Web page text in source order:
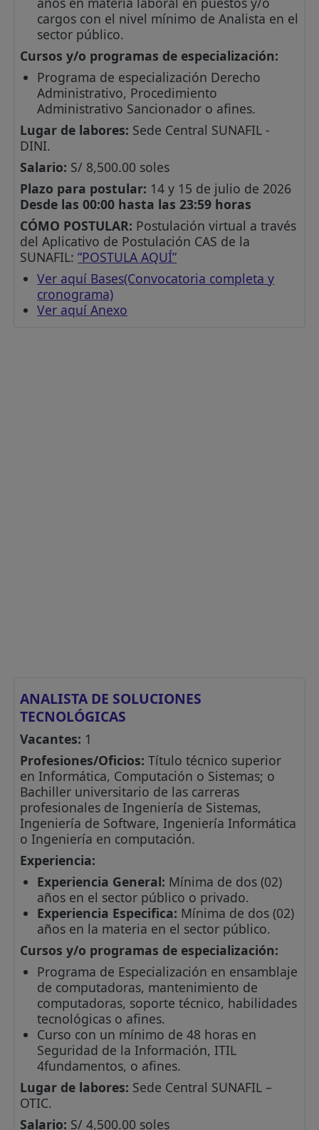
cargos con el nivel mínimo de Analista en el
sector público.
Cursos y/o programas de especialización:
Programa de especialización Derecho
Administrativo, Procedimiento
Administrativo Sancionador o afines.
Lugar de labores: Sede Central SUNAFIL -
DINI.
Salario: S/ 8,500.00 soles
Plazo para postular: 14 y 15 de julio de 2026
Desde las 00:00 hasta las 23:59 horas
CÓMO POSTULAR: Postulación virtual a través
del Aplicativo de Postulación CAS de la
SUNAFIL:”POSTULA AQUÍ”
Ver aquí Bases(Convocatoria completa y
cronograma)
Ver aquí Anexo
ANALISTA DE SOLUCIONES
TECNOLÓGICAS
Vacantes: 1
Profesiones/Oficios: Título técnico superior
en Informática, Computación o Sistemas; o
Bachiller universitario de las carreras
profesionales de Ingeniería de Sistemas,
Ingeniería de Software, Ingeniería Informática
o Ingeniería en computación.
Experiencia:
Experiencia General: Mínima de dos (02)
años en el sector público o privado.
Experiencia Especifica: Mínima de dos (02)
años en la materia en el sector público.
Cursos y/o programas de especialización:
Programa de Especialización en ensamblaje
de computadoras, mantenimiento de
computadoras, soporte técnico, habilidades
tecnológicas o afines.
Curso con un mínimo de 48 horas en
Seguridad de la Información, ITIL
4fundamentos, o afines.
Lugar de labores: Sede Central SUNAFIL –
OTIC.
Salario: S/ 4,500.00 soles